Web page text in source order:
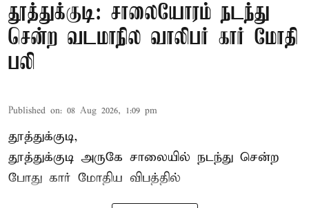
தூத்துக்குடி: சாலையோரம் நடந்து
சென்ற வடமாநில வாலிபர் கார் மோதி
பலி
Published on: 08 Aug 2026, 1:09 pm
தூத்துக்குடி,
தூத்துக்குடி அருகே சாலையில் நடந்து சென்ற
போது கார் மோதிய விபத்தில்